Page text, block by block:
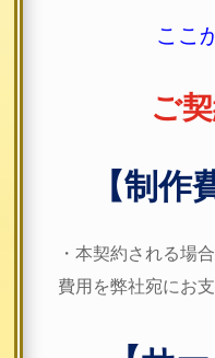
ここ
ご
【制作
・本契約される場
費用を弊社宛にお